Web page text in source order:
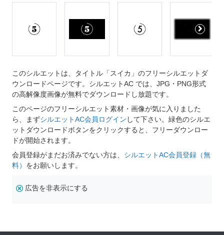
このシルエットは、タイトル「スイカ」のフリーシルエットダ
ウンロードページです。シルエットAC では、JPG・PNG形式
の高解像度画像が無料でダウンロードし放題です。
このページのフリーシルエット素材・画像が気に入りました
ら、まずシルエットAC会員ログイン して下さい。緑色のシルエ
ットダウンロードボタンをクリックすると、フリーダウンロー
ドが開始されます。
会員登録がまだお済みでない方は、 シルエットAC会員登録（無
料） をお願いします。
広告を非表示にする